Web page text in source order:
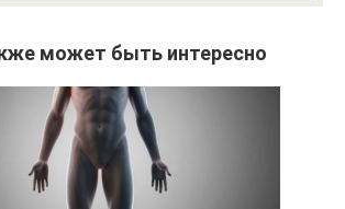
может быть интересно